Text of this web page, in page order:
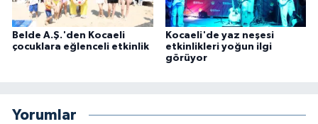
Belde A.Ş.'den Kocaeli
çocuklara eğlenceli etkinlik
Kocaeli'de yaz neşesi
etkinlikleri yoğun ilgi
görüyor
Yorumlar